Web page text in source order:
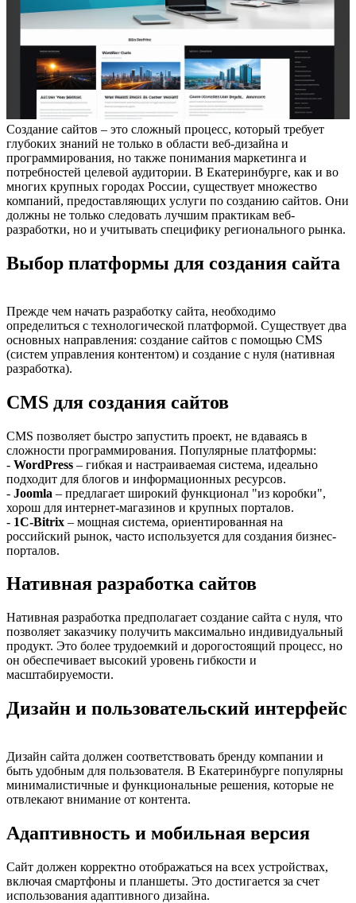
Создание сайтов – это сложный процесс, который требует
глубоких знаний не только в области веб-дизайна и
программирования, но также понимания маркетинга и
потребностей целевой аудитории. В Екатеринбурге, как и во
многих крупных городах России, существует множество
компаний, предоставляющих услуги по созданию сайтов. Они
должны не только следовать лучшим практикам веб-
разработки, но и учитывать специфику регионального рынка.
Выбор платформы для создания сайта
Прежде чем начать разработку сайта, необходимо
определиться с технологической платформой. Существует два
основных направления: создание сайтов с помощью CMS
(систем управления контентом) и создание с нуля (нативная
разработка).
CMS для создания сайтов
CMS позволяет быстро запустить проект, не вдаваясь в
сложности программирования. Популярные платформы:
- WordPress – гибкая и настраиваемая система, идеально
подходит для блогов и информационных ресурсов.
- Joomla – предлагает широкий функционал "из коробки",
хорош для интернет-магазинов и крупных порталов.
- 1C-Bitrix – мощная система, ориентированная на
российский рынок, часто используется для создания бизнес-
порталов.
Нативная разработка сайтов
Нативная разработка предполагает создание сайта с нуля, что
позволяет заказчику получить максимально индивидуальный
продукт. Это более трудоемкий и дорогостоящий процесс, но
он обеспечивает высокий уровень гибкости и
масштабируемости.
Дизайн и пользовательский интерфейс
Дизайн сайта должен соответствовать бренду компании и
быть удобным для пользователя. В Екатеринбурге популярны
минималистичные и функциональные решения, которые не
отвлекают внимание от контента.
Адаптивность и мобильная версия
Сайт должен корректно отображаться на всех устройствах,
включая смартфоны и планшеты. Это достигается за счет
использования адаптивного дизайна.